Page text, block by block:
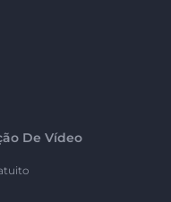
De Vídeo